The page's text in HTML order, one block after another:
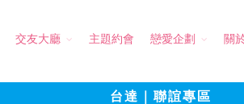
交友大廳 主題約會 戀愛企劃 關
台達｜聯誼專區